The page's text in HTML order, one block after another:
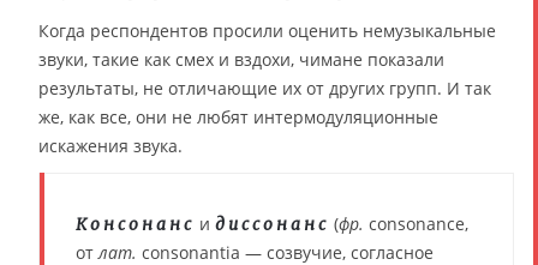
Когда респондентов просили оценить немузыкальные
звуки, такие как смех и вздохи, чимане показали
результаты, не отличающие их от других групп. И так
же, как все, они не любят интермодуляционные
искажения звука.
Консонанс и диссонанс (фр. consonance,
отлат. consonantia — созвучие, согласное